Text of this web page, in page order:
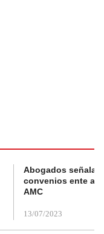
Abogados
convenios ente
AMC
13/07/2023